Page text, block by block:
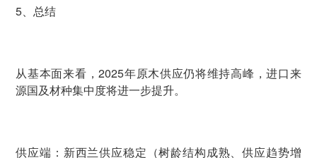
5、总结
从基本面来看，2025年原木供应仍将维持高峰，进口来
源国及材种集中度将进一步提升。
供应端：新西兰供应稳定（树龄结构成熟、供应趋势增